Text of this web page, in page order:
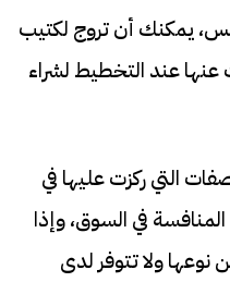
يمكنك أن تروج لكتيب
عنها عند التخطيط لشراء
التي ركزت عليها في
في السوق، وإذا
نوعها ولا تتوفر لدى